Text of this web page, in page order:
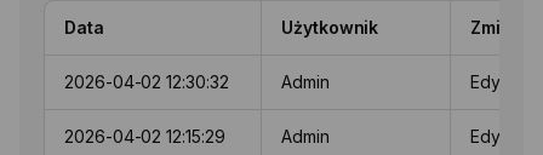
Data Użytkownik Zmiany
2026-04-02 12:30:32 Admin Edycja
2026-04-02 12:15:29 Admin Edycja